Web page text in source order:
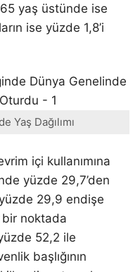
yaş üstünde ise
ise yüzde 1,8’i
Yaş Dağılımı
içi kullanımına
yüzde 29,7’den
29,9 endişe
bir noktada
52,2 ile
başlığının